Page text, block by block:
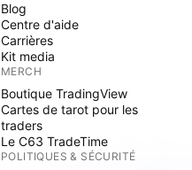
Blog
Centre d'aide
Carrières
Kit media
MERCH
Boutique TradingView
Cartes de tarot pour les
traders
Le C63 TradeTime
POLITIQUES & SÉCURITÉ